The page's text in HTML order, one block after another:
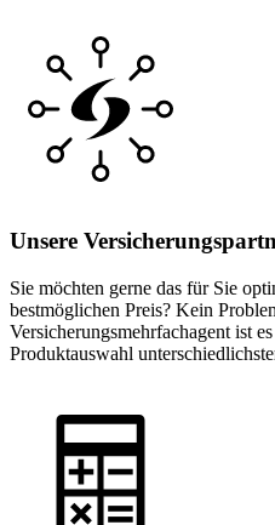
Unsere
Sie möchten gerne das für Sie
bestmöglichen Preis? Kein
Versicherungsmehrfachagent ist
Produktauswahl